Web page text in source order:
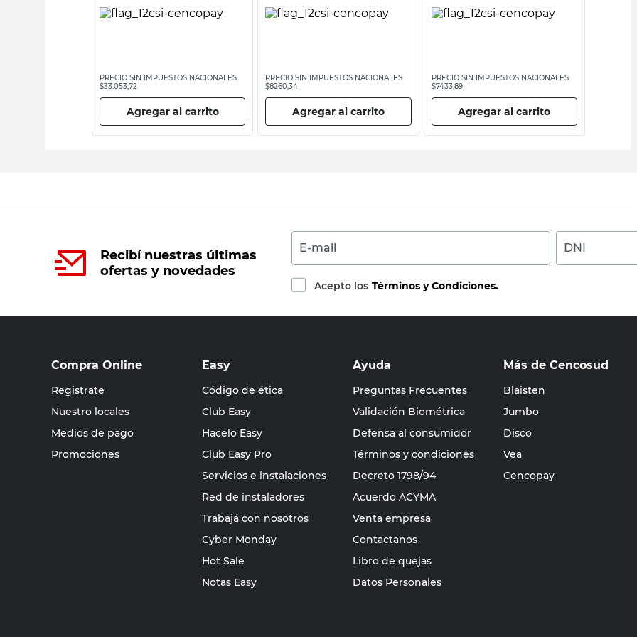
PRECIO SIN IMPUESTOS NACIONALES:
$33.053,72
Agregar al carrito
PRECIO SIN IMPUESTOS NACIONALES:
$8260,34
Agregar al carrito
PRECIO SIN IMPUESTOS NACIONALES:
$7433,89
Agregar al carrito
Recibí nuestras últimas
ofertas y novedades
E-mail DNI
Acepto los Términos y Condiciones.
Compra Online
Registrate
Nuestro locales
Medios de pago
Promociones
Easy
Código de ética
Club Easy
Hacelo Easy
Club Easy Pro
Servicios e instalaciones
Red de instaladores
Trabajá con nosotros
Cyber Monday
Hot Sale
Notas Easy
Ayuda
Preguntas Frecuentes
Validación Biométrica
Defensa al consumidor
Términos y condiciones
Decreto 1798/94
Acuerdo ACYMA
Venta empresa
Contactanos
Libro de quejas
Datos Personales
Más de Cencosud
Blaisten
Jumbo
Disco
Vea
Cencopay